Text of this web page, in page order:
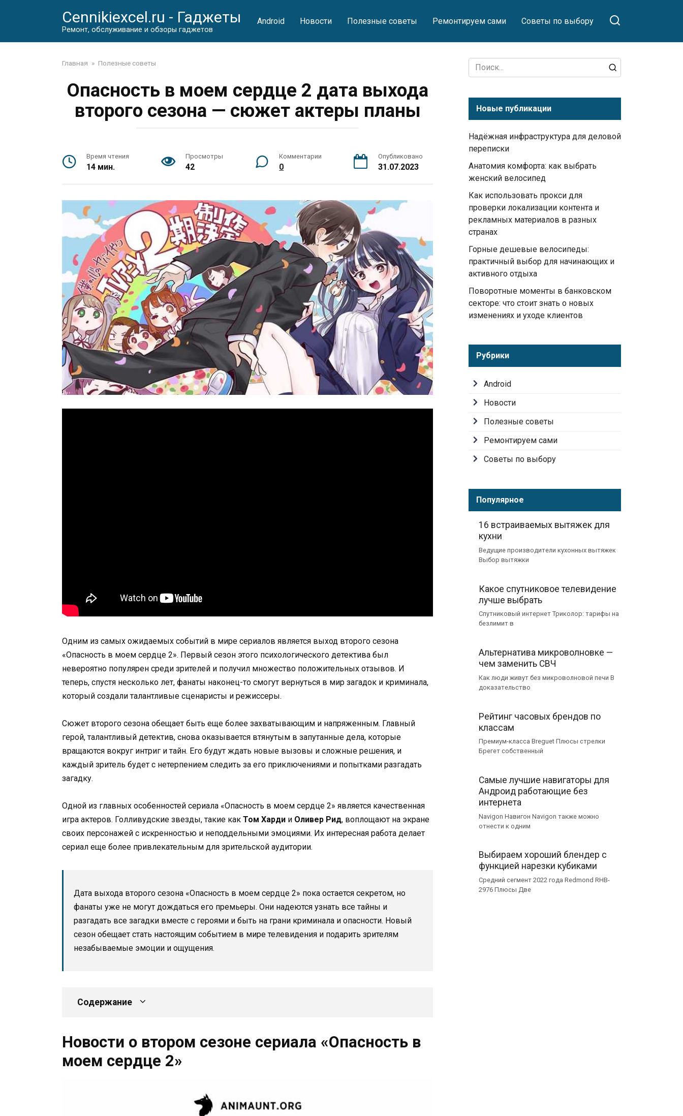
Cennikiexcel.ru - Гаджеты
Ремонт, обслуживание и обзоры гаджетов
Android Новости Полезные советы Ремонтируем сами Советы по выбору
Главная » Полезные советы
Опасность в моем сердце 2 дата выхода
второго сезона — сюжет актеры планы
Время чтения
14 мин.
Просмотры
42
Комментарии
0
Опубликовано
31.07.2023
Одним из самых ожидаемых событий в мире сериалов является выход второго сезона
«Опасность в моем сердце 2». Первый сезон этого психологического детектива был
невероятно популярен среди зрителей и получил множество положительных отзывов. И
теперь, спустя несколько лет, фанаты наконец-то смогут вернуться в мир загадок и криминала,
который создали талантливые сценаристы и режиссеры.
Сюжет второго сезона обещает быть еще более захватывающим и напряженным. Главный
герой, талантливый детектив, снова оказывается втянутым в запутанные дела, которые
вращаются вокруг интриг и тайн. Его будут ждать новые вызовы и сложные решения, и
каждый зритель будет с нетерпением следить за его приключениями и попытками разгадать
загадку.
Одной из главных особенностей сериала «Опасность в моем сердце 2» является качественная
игра актеров. Голливудские звезды, такие как Том Харди и Оливер Рид, воплощают на экране
своих персонажей с искренностью и неподдельными эмоциями. Их интересная работа делает
сериал еще более привлекательным для зрительской аудитории.
Дата выхода второго сезона «Опасность в моем сердце 2» пока остается секретом, но
фанаты уже не могут дождаться его премьеры. Они надеются узнать все тайны и
разгадать все загадки вместе с героями и быть на грани криминала и опасности. Новый
сезон обещает стать настоящим событием в мире телевидения и подарить зрителям
незабываемые эмоции и ощущения.
Содержание
Новости о втором сезоне сериала «Опасность в
моем сердце 2»
Search
for:
Новые публикации
Надёжная инфраструктура для деловой
переписки
Анатомия комфорта: как выбрать
женский велосипед
Как использовать прокси для
проверки локализации контента и
рекламных материалов в разных
странах
Горные дешевые велосипеды:
практичный выбор для начинающих и
активного отдыха
Поворотные моменты в банковском
секторе: что стоит знать о новых
изменениях и уходе клиентов
Рубрики
Android
Новости
Полезные советы
Ремонтируем сами
Советы по выбору
Популярное
16 встраиваемых вытяжек для
кухни
Ведущие производители кухонных вытяжек
Выбор вытяжки
Какое спутниковое телевидение
лучше выбрать
Спутниковый интернет Триколор: тарифы на
безлимит в
Альтернатива микроволновке —
чем заменить СВЧ
Как люди живут без микроволновой печи В
доказательство
Рейтинг часовых брендов по
классам
Премиум-класса Breguet Плюсы стрелки
Брегет собственный
Самые лучшие навигаторы для
Андроид работающие без
интернета
Navigon Навигон Navigon также можно
отнести к одним
Выбираем хороший блендер с
функцией нарезки кубиками
Средний сегмент 2022 года Redmond RHB-
2976 Плюсы Две